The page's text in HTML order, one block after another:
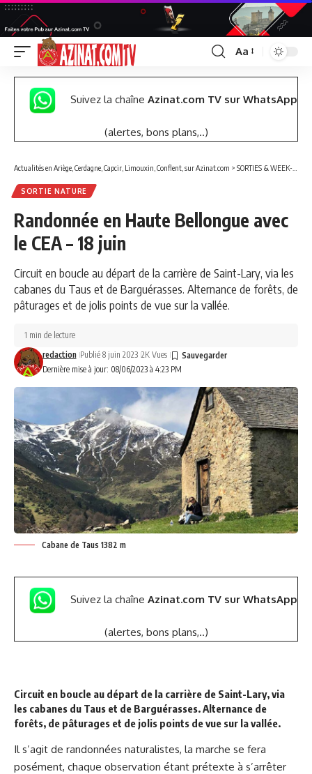
Font
Resizer
Aa
Suivez la chaîne Azinat.com TV sur WhatsApp
(alertes, bons plans,..)
Actualités en Ariège, Cerdagne, Capcir, Limouxin, Conflent, sur Azinat.com > SORTIES & WEEK-END
SORTIE NATURE
Randonnée en Haute Bellongue avec
le CEA – 18 juin
Circuit en boucle au départ de la carrière de Saint-Lary, via les
cabanes du Taus et de Barguérasses. Alternance de forêts, de
pâturages et de jolis points de vue sur la vallée.
Dernière mise à jour: 08/06/2023 à 4:23 PM
redaction Publié 8 juin 2023 2K Vues
1 min de lecture
Cabane de Taus 1382 m
Suivez la chaîne Azinat.com TV sur WhatsApp
(alertes, bons plans,..)
Circuit en boucle au départ de la carrière de Saint-Lary, via
les cabanes du Taus et de Barguérasses. Alternance de
forêts, de pâturages et de jolis points de vue sur la vallée.
Il s’agit de randonnées naturalistes, la marche se fera
posément, chaque observation étant prétexte à s’arrêter